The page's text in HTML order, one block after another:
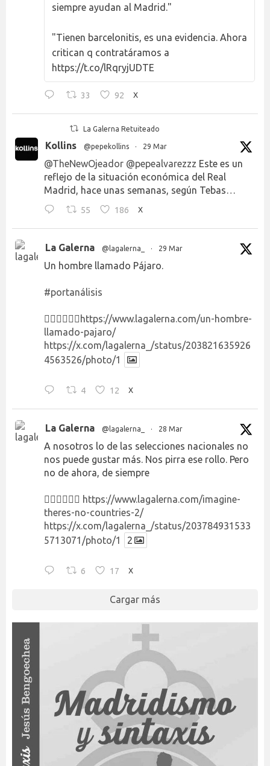
siempre ayudan al Madrid."
"Tienen barcelonitis, es una evidencia. Ahora
critican q contratáramos a
https://t.co/lRqryjUDTE
33 92 X
La Galerna Retuiteado
Kollins @pepekollins · 29 Mar
@TheNewOjeador @pepealvarezzz Este es un
reflejo de la situación económica del Real
Madrid, hace unas semanas, según Tebas…
55 186 X
La Galerna @lagalerna_ · 29 Mar
Un hombre llamado Pájaro.
#portanálisis
👉🏻👉🏻👉🏻 https://www.lagalerna.com/un-hombre-
llamado-pajaro/
https://x.com/lagalerna_/status/203821635926
4563526/photo/1
4 12 X
La Galerna @lagalerna_ · 28 Mar
A nosotros lo de las selecciones nacionales no
nos puede gustar más. Nos pirra ese rollo. Pero
no de ahora, de siempre
👉🏻👉🏻👉🏻 https://www.lagalerna.com/imagine-
theres-no-countries-2/
https://x.com/lagalerna_/status/203784931533
5713071/photo/1
2
6 17 X
Cargar más